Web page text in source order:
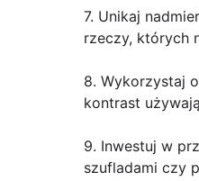
7. Unikaj
rzeczy, których
8. Wykorzystaj
kontrast
9. Inwestuj w
szufladami czy